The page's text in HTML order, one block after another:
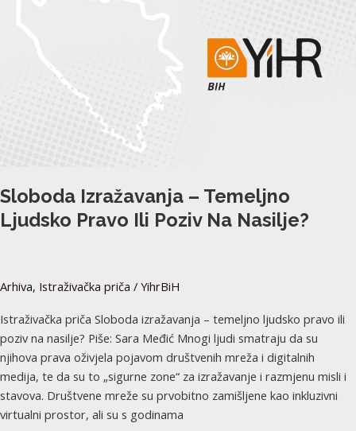
Sloboda Izražavanja – Temeljno
Ljudsko Pravo Ili Poziv Na Nasilje?
Arhiva, Istraživačka priča / YihrBiH
Istraživačka priča Sloboda izražavanja – temeljno ljudsko pravo ili
poziv na nasilje? Piše: Sara Međić Mnogi ljudi smatraju da su
njihova prava oživjela pojavom društvenih mreža i digitalnih
medija, te da su to „sigurne zone“ za izražavanje i razmjenu misli i
stavova. Društvene mreže su prvobitno zamišljene kao inkluzivni
virtualni prostor, ali su s godinama